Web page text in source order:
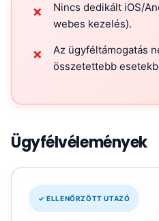
✗
Nincs dedikált iOS/
webes kezelés).
✗
Az ügyféltámogatás
összetettebb
Ügyfélvélemények
✓ ELLENŐRZÖTT UTAZÓ
„